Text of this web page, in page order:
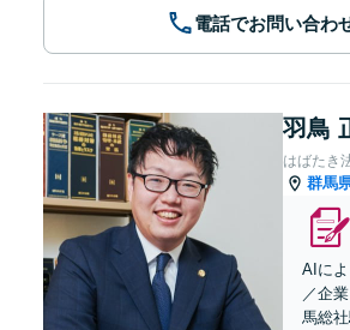
電話でお問い合わ
羽鳥
はばたき
群馬
AIに
／企
馬総